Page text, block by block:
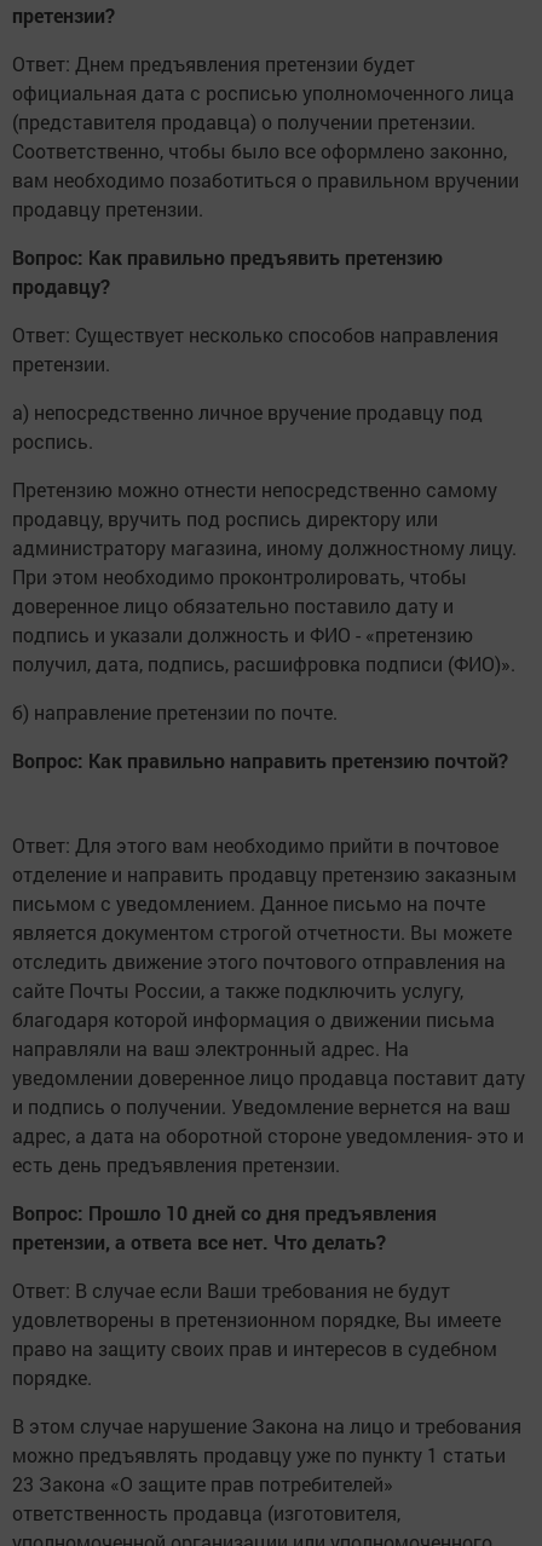
претензии?
Ответ: Днем предъявления претензии будет
официальная дата с росписью уполномоченного лица
(представителя продавца) о получении претензии.
Соответственно, чтобы было все оформлено законно,
вам необходимо позаботиться о правильном вручении
продавцу претензии.
Вопрос: Как правильно предъявить претензию
продавцу?
Ответ: Существует несколько способов направления
претензии.
а) непосредственно личное вручение продавцу под
роспись.
Претензию можно отнести непосредственно самому
продавцу, вручить под роспись директору или
администратору магазина, иному должностному лицу.
При этом необходимо проконтролировать, чтобы
доверенное лицо обязательно поставило дату и
подпись и указали должность и ФИО - «претензию
получил, дата, подпись, расшифровка подписи (ФИО)».
б) направление претензии по почте.
Вопрос: Как правильно направить претензию почтой?
Ответ: Для этого вам необходимо прийти в почтовое
отделение и направить продавцу претензию заказным
письмом с уведомлением. Данное письмо на почте
является документом строгой отчетности. Вы можете
отследить движение этого почтового отправления на
сайте Почты России, а также подключить услугу,
благодаря которой информация о движении письма
направляли на ваш электронный адрес. На
уведомлении доверенное лицо продавца поставит дату
и подпись о получении. Уведомление вернется на ваш
адрес, а дата на оборотной стороне уведомления- это и
есть день предъявления претензии.
Вопрос: Прошло 10 дней со дня предъявления
претензии, а ответа все нет. Что делать?
Ответ: В случае если Ваши требования не будут
удовлетворены в претензионном порядке, Вы имеете
право на защиту своих прав и интересов в судебном
порядке.
В этом случае нарушение Закона на лицо и требования
можно предъявлять продавцу уже по пункту 1 статьи
23 Закона «О защите прав потребителей»
ответственность продавца (изготовителя,